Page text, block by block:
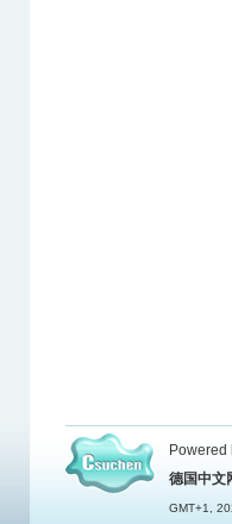
Powered
德国中文
GMT+1,